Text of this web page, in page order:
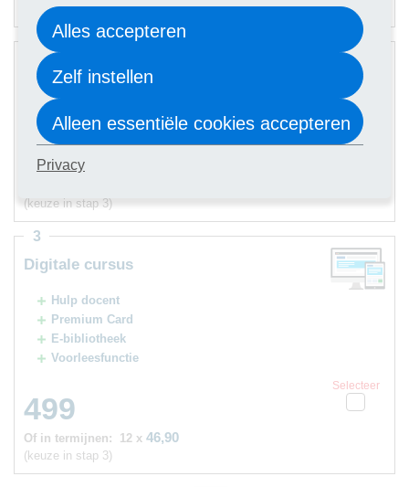
(keuze in stap 3)
Digitale cursus
479
Selecteer
(keuze in stap 3)
2
Digitale cursus
Hulp docent
Premium Card
E-bibliotheek
Voorleesfunctie
499
Selecteer
Of in termijnen: 12 x 46,90
(keuze in stap 3)
3
Alles accepteren
Zelf instellen
Alleen essentiële cookies accepteren
Privacy